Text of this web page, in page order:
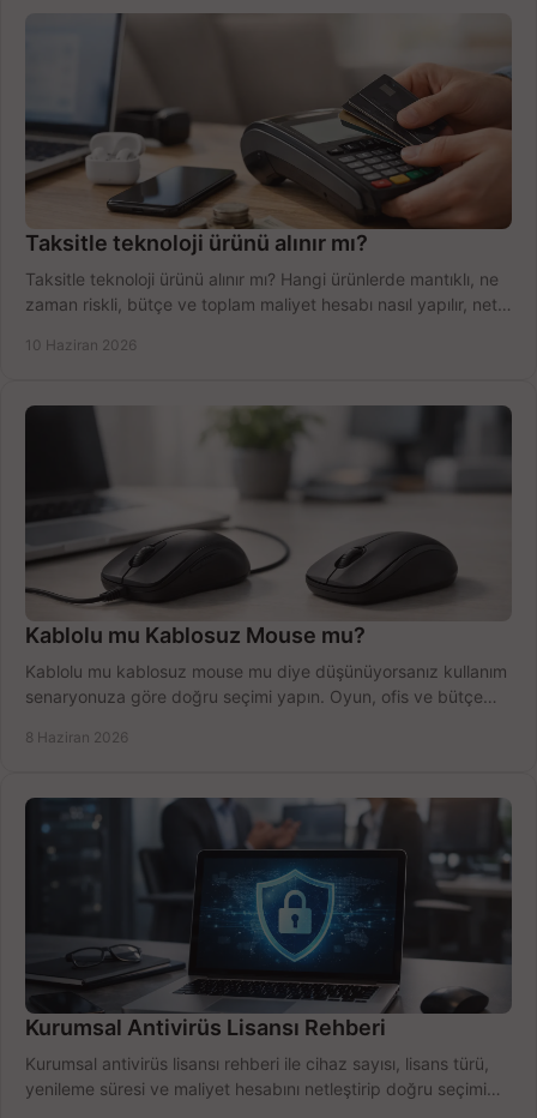
Taksitle teknoloji ürünü alınır mı?
Taksitle teknoloji ürünü alınır mı? Hangi ürünlerde mantıklı, ne
zaman riskli, bütçe ve toplam maliyet hesabı nasıl yapılır, net
10 Haziran 2026
Kablolu mu Kablosuz Mouse mu?
Kablolu mu kablosuz mouse mu diye düşünüyorsanız kullanım
senaryonuza göre doğru seçimi yapın. Oyun, ofis ve bütçe
8 Haziran 2026
Kurumsal Antivirüs Lisansı Rehberi
Kurumsal antivirüs lisansı rehberi ile cihaz sayısı, lisans türü,
yenileme süresi ve maliyet hesabını netleştirip doğru seçimi